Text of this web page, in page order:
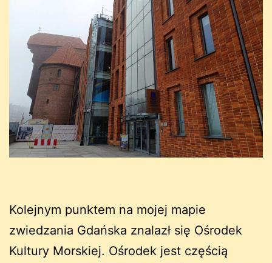
Kolejnym punktem na mojej mapie
zwiedzania Gdańska znalazł się Ośrodek
Kultury Morskiej. Ośrodek jest częścią